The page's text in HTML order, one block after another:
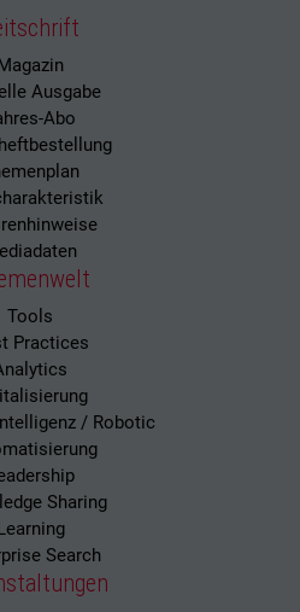
Ausgabe
Abo
Tools
Practices
/ Robotic
Sharing
Search